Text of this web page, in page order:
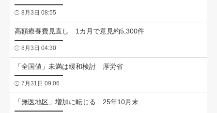
8月3日 08:55
高額療養費見直し 1カ月で意見約5,300件
8月3日 04:30
「全国値」未満は緩和検討 厚労省
7月31日 09:06
「無医地区」増加に転じる 25年10月末